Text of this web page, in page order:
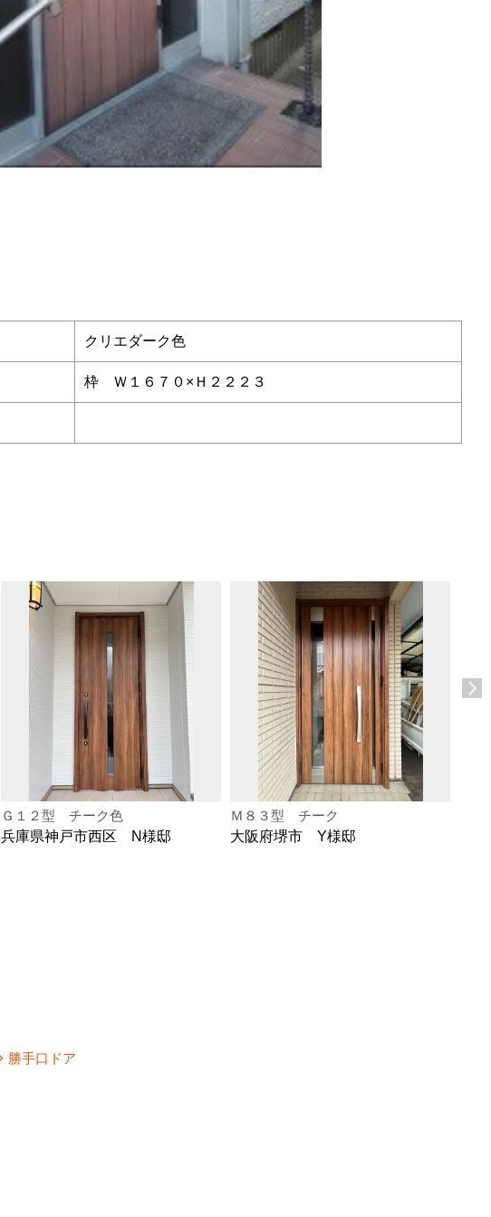
クリエダーク色
枠 Ｗ１６７０×Ｈ２２２３
Ｇ１２型 チーク色
兵庫県神戸市西区 N様邸
Ｍ８３型 チーク
大阪府堺市 Y様邸
勝手口ドア